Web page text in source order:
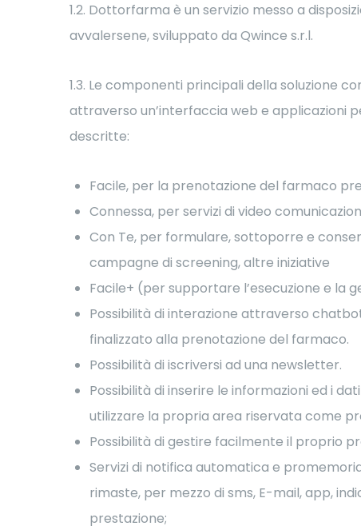
1.2. Dottorfarma è un servizio messo a
avvalersene, sviluppato da Qwince s.r.l.
1.3. Le componenti principali della soluzione
attraverso un’interfaccia web e applicazioni
descritte:
Facile, per la prenotazione del farmaco
Connessa, per servizi di video
Con Te, per formulare, sottoporre e
campagne di screening, altre iniziative
Facile+ (per supportare l’esecuzione e la
Possibilità di interazione attraverso
finalizzato alla prenotazione del farmaco.
Possibilità di iscriversi ad una newsletter.
Possibilità di inserire le informazioni ed i
utilizzare la propria area riservata come
Possibilità di gestire facilmente il proprio
Servizi di notifica automatica e
rimaste, per mezzo di sms, E-mail, app,
prestazione;